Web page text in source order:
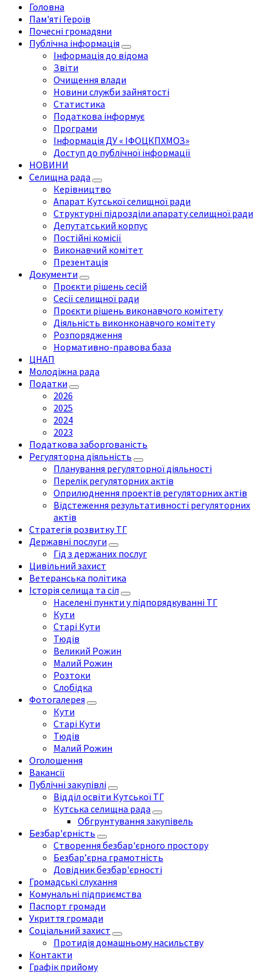
Головна
Пам'яті Героїв
Почесні громадяни
Публічна інформація
Інформація до відома
Звіти
Очищення влади
Новини служби зайнятості
Статистика
Податкова інформує
Програми
Інформація ДУ « ІФОЦКПХМОЗ»
Доступ до публічної інформації
НОВИНИ
Селищна рада
Керівництво
Апарат Кутської селищної ради
Структурні підрозділи апарату селищної ради
Депутатський корпус
Постійні комісії
Виконавчий комітет
Презентація
Документи
Проєкти рішень сесій
Сесії селищної ради
Проєкти рішень виконавчого комітету
Діяльність виконконавчого комітету
Розпорядження
Нормативно-правова база
ЦНАП
Молодіжна рада
Податки
2026
2025
2024
2023
Податкова заборгованість
Регуляторна діяльність
Планування регуляторної діяльності
Перелік регуляторних актів
Оприлюднення проектів регуляторних актів
Відстеження результативності регуляторних
актів
Стратегія розвитку ТГ
Державні послуги
Гід з держаних послуг
Цивільний захист
Ветеранська політика
Історія селища та сіл
Населені пункти у підпорядкуванні ТГ
Кути
Старі Кути
Тюдів
Великий Рожин
Малий Рожин
Розтоки
Слобідка
Фотогалерея
Кути
Старі Кути
Тюдів
Малий Рожин
Оголошення
Вакансії
Публічні закупівлі
Відділ освіти Кутської ТГ
Кутська селищна рада
Обгрунтування закупівель
Безбар'єрність
Створення безбар'єрного простору
Безбар’єрна грамотність
Довідник безбар'єрності
Громадські слухання
Комунальні підприємства
Паспорт громади
Укриття громади
Соціальний захист
Протидія домашньому насильству
Контакти
Графік прийому